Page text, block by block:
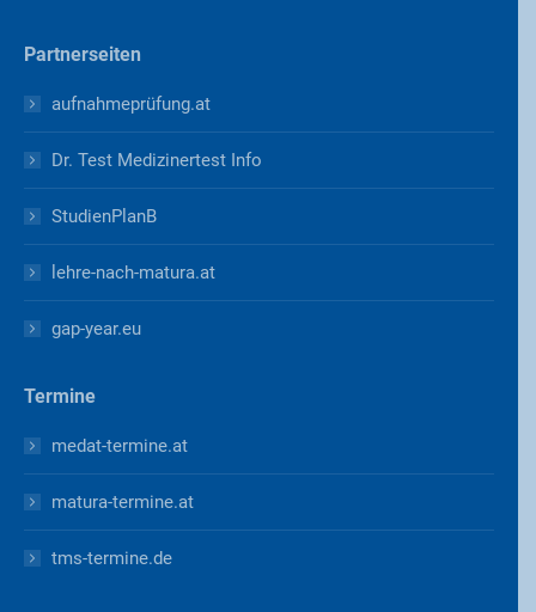
Partnerseiten
aufnahmeprüfung.at
Dr. Test Medizinertest Info
StudienPlanB
lehre-nach-matura.at
gap-year.eu
Termine
medat-termine.at
matura-termine.at
tms-termine.de